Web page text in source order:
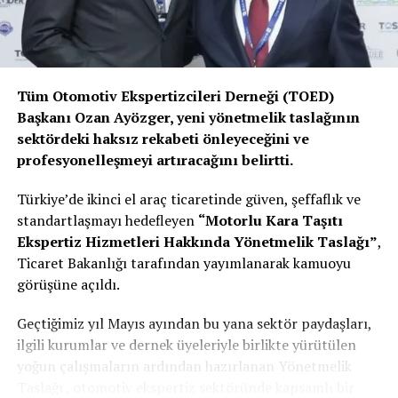
sürdürülebilirlik hedeflerine katkı sağlamaya devam
edeceğiz.”
pazarındaki güçlü konumunu pekiştirirken, markanın
farklı kullanım senaryolarına uygun çözümler sunabilen
güvenilir bir mobilite ortağı olarak öne çıktığını bir kez
daha ortaya koyuyor.
Tüm Otomotiv Ekspertizcileri Derneği (TOED)
Başkanı Ozan Ayözger, yeni yönetmelik taslağının
sektördeki haksız rekabeti önleyeceğini ve
profesyonelleşmeyi artıracağını belirtti.
Türkiye’de ikinci el araç ticaretinde güven, şeffaflık ve
standartlaşmayı hedefleyen “Motorlu Kara Taşıtı
Ekspertiz Hizmetleri Hakkında Yönetmelik Taslağı”,
Ticaret Bakanlığı tarafından yayımlanarak kamuoyu
görüşüne açıldı.
Geçtiğimiz yıl Mayıs ayından bu yana sektör paydaşları,
ilgili kurumlar ve dernek üyeleriyle birlikte yürütülen
yoğun çalışmaların ardından hazırlanan Yönetmelik